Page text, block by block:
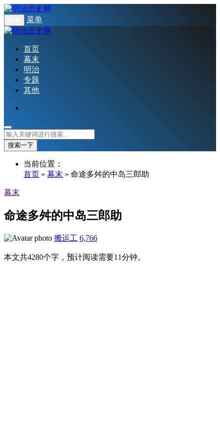
菜单
首页
幕末
明治
专题
其他
搜索一下
当前位置：
首页 » 幕末 » 命途多舛的中岛三郎助
幕末
命途多舛的中岛三郎助
搬运工 6,766
本文共4280个字，预计阅读需要11分钟。